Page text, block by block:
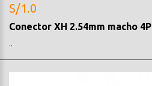
S/1.0
Conector XH 2.54mm macho 4P
..